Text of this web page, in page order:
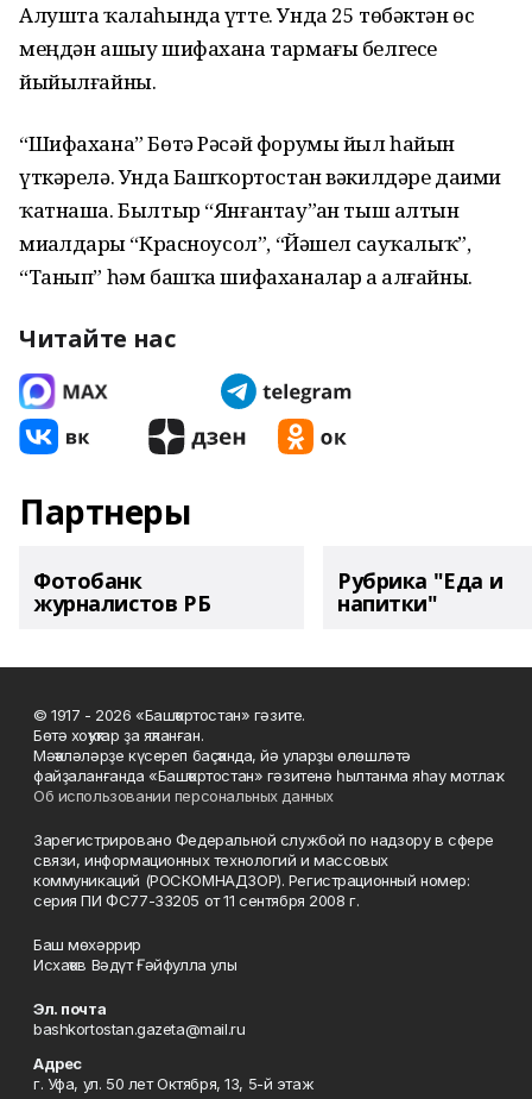
Алушта ҡалаһында үтте. Унда 25 төбәктән өс
меңдән ашыу шифахана тармағы белгесе
йыйылғайны.
“Шифахана” Бөтә Рәсәй форумы йыл һайын
үткәрелә. Унда Башҡортостан вәкилдәре даими
ҡатнаша. Былтыр “Янғантау”ҙан тыш алтын
миҙалдарҙы “Красноусол”, “Йәшел сауҡалыҡ”,
“Танып” һәм башҡа шифаханалар ҙа алғайны.
Читайте нас
Партнеры
Фотобанк
журналистов РБ
Рубрика "Еда и
напитки"
© 1917 - 2026 «Башҡортостан» гәзите.
Бөтә хоҡуҡтар ҙа яҡланған.
Мәҡәләләрҙе күсереп баҫҡанда, йә уларҙы өлөшләтә
файҙаланғанда «Башҡортостан» гәзитенә һылтанма яһау мотлаҡ.
Об использовании персональных данных
Зарегистрировано Федеральной службой по надзору в сфере
связи, информационных технологий и массовых
коммуникаций (РОСКОМНАДЗОР). Регистрационный номер:
серия ПИ ФС77-33205 от 11 сентября 2008 г.
Баш мөхәррир
Исхаҡов Вәдүт Ғәйфулла улы
Эл. почта
bashkortostan.gazeta@mail.ru
Адрес
г. Уфа, ул. 50 лет Октября, 13, 5-й этаж